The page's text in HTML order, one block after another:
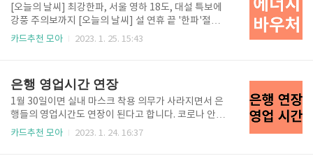
있는지 순차적으로 정리해 드릴게요^^ 한전 고효율 가
전제품 구매비용 지원사업 홈페이지 접속 홈페이지를
접속하면 나오는 첫 화면입니다. 01 회원가입 01. 회원
가입부터내가 대상자인지 확인은 회원가입을 해야 알
[오늘의 날씨] 최강한파, 서울 영하 18도, 대설 특보에
강풍 주의보까지 [오늘의 날씨] 설 연휴 끝 '한파'절정...
서울 최저 -18도 연휴 끝무렵부터 한파가 올거라는 뉴
제각각 이지만 폭탄이라는 말이 어울릴 정도로 모든 가
정이 역대최대 난방비를 내지 않았을까 싶습니다. 다행
히 취약계층에게는 정부지원사업으로 한국에너지 공단
에서 에너지바우처를 지원하고 있어 안내해드리겠습니
다. 1. 에너지 바우처란? 2. 지원금액 3. 지원대상자 4.
카드추천 모아 2023. 1. 25. 15:43
은행 영업시간 연장
1월 30일이면 실내 마스크 착용 의무가 사라지면서 은
행들의 영업시간도 연장이 된다고 합니다. 코로나 안정
화로 거리두기 해제와 국민들의 경제활동은 정상화되
카드추천 모아 2023. 1. 24. 16:37